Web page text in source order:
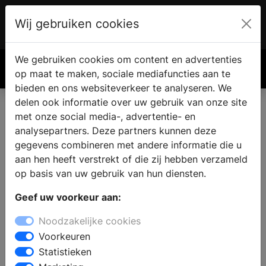
€ 0.00
Wij gebruiken cookies
We gebruiken cookies om content en advertenties
op maat te maken, sociale mediafuncties aan te
bieden en ons websiteverkeer te analyseren. We
delen ook informatie over uw gebruik van onze site
met onze social media-, advertentie- en
analysepartners. Deze partners kunnen deze
gegevens combineren met andere informatie die u
aan hen heeft verstrekt of die zij hebben verzameld
op basis van uw gebruik van hun diensten.
Geef uw voorkeur aan:
Noodzakelijke cookies
Voorkeuren
Statistieken